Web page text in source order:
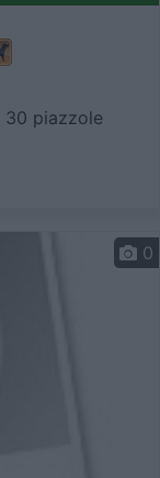
30 piazzole
0